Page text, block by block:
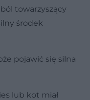
towarzyszący
środek
pojawić się silna
lub kot miał